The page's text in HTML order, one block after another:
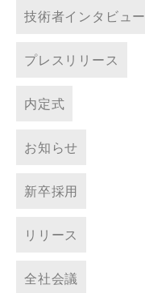
技術者インタビュー
プレスリリース
内定式
お知らせ
新卒採用
リリース
全社会議